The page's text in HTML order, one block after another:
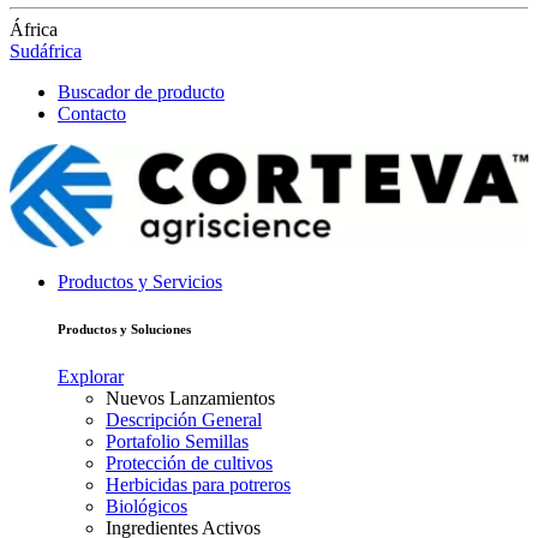
África
Sudáfrica
Buscador de producto
Contacto
Productos y Servicios
Productos y Soluciones
Explorar
Nuevos Lanzamientos
Descripción General
Portafolio Semillas
Protección de cultivos
Herbicidas para potreros
Biológicos
Ingredientes Activos